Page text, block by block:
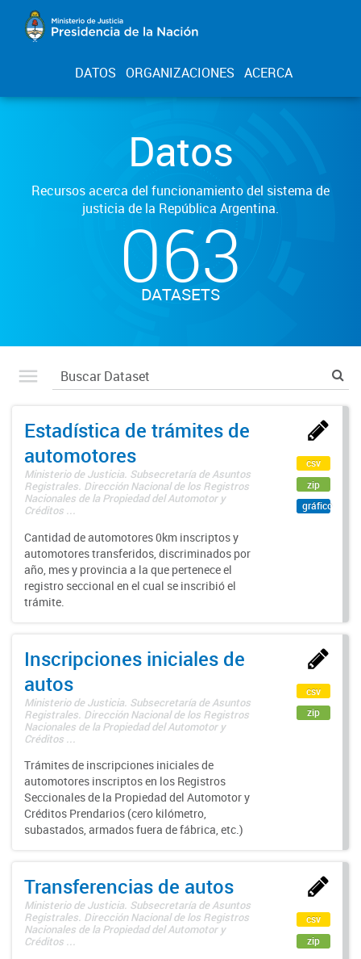
DATOS ORGANIZACIONES ACERCA
Datos
Recursos acerca del funcionamiento del sistema de
justicia de la República Argentina.
063
DATASETS
Estadística de trámites de
automotores
Ministerio de Justicia. Subsecretaría de Asuntos
Registrales. Dirección Nacional de los Registros
Nacionales de la Propiedad del Automotor y
Créditos ...
Cantidad de automotores 0km inscriptos y
automotores transferidos, discriminados por
año, mes y provincia a la que pertenece el
registro seccional en el cual se inscribió el
trámite.
csv
zip
gráfico
Inscripciones iniciales de
autos
Ministerio de Justicia. Subsecretaría de Asuntos
Registrales. Dirección Nacional de los Registros
Nacionales de la Propiedad del Automotor y
Créditos ...
Trámites de inscripciones iniciales de
automotores inscriptos en los Registros
Seccionales de la Propiedad del Automotor y
Créditos Prendarios (cero kilómetro,
subastados, armados fuera de fábrica, etc.)
csv
zip
Transferencias de autos
Ministerio de Justicia. Subsecretaría de Asuntos
Registrales. Dirección Nacional de los Registros
Nacionales de la Propiedad del Automotor y
Créditos ...
csv
zip